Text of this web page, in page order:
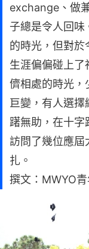
exchange、做
子總是令人回
的時光，但對於
生涯偏偏碰上了
儕相處的時光，
巨變，有人選
躇無助，在十字
訪問了幾位應屆
扎。
撰文：MWYO